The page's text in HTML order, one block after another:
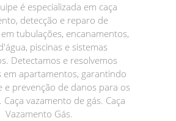
é especializada em caça
detecção e reparo de
tubulações, encanamentos,
piscinas e sistemas
Detectamos e resolvemos
em apartamentos, garantindo
e prevenção de danos para os
vazamento de gás. Caça
Vazamento Gás.